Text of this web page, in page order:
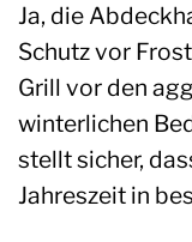
Ja, die
Schutz vor
Grill vor den
winterlichen
stellt sicher,
Jahreszeit in